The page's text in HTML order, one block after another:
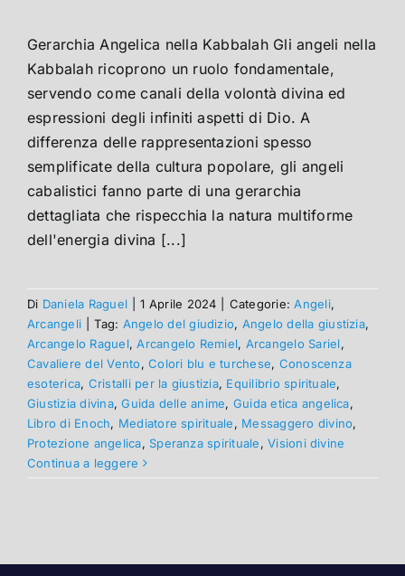
Gerarchia Angelica nella Kabbalah Gli angeli nella
Kabbalah ricoprono un ruolo fondamentale,
servendo come canali della volontà divina ed
espressioni degli infiniti aspetti di Dio. A
differenza delle rappresentazioni spesso
semplificate della cultura popolare, gli angeli
cabalistici fanno parte di una gerarchia
dettagliata che rispecchia la natura multiforme
dell'energia divina [...]
Di Daniela Raguel 1 Aprile 2024 Categorie:Angeli,
Arcangeli
Tag: Angelo del giudizio, Angelo della giustizia,
Arcangelo Raguel,Arcangelo Remiel, Arcangelo Sariel,
Cavaliere del Vento,Colori blu e turchese, Conoscenza
esoterica, Cristalli per la giustizia, Equilibrio spirituale,
Giustizia divina,Guida delle anime, Guida etica angelica,
Libro di Enoch, Mediatore spirituale, Messaggero divino,
Protezione angelica, Speranza spirituale,Visioni divine
Continua a leggere